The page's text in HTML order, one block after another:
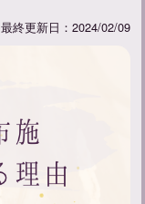
最終更新日：2024/02/09